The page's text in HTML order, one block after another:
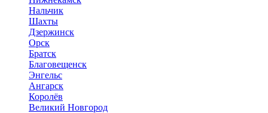
Нальчик
Шахты
Дзержинск
Орск
Братск
Благовещенск
Энгельс
Ангарск
Королёв
Великий Новгород